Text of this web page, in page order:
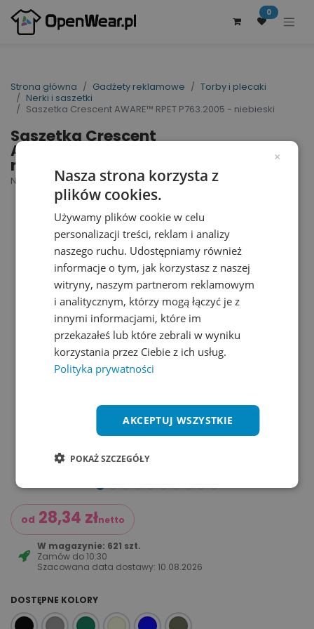
0
Strona główna Gadżety reklamowe
Torby i plecaki
Nerki i saszetki
Saszetka Crescent AWARE™ RPET P763.2005 - niebieski
Saszetka Crescent
AWARE™ RPET P763.2005 -
niebieski
Nr artykułu dostawcy: P763.2005 | ID : 35580
od 28,34 złnetto
W magazynie: 621 szt.
Zamów do10:30
Szacowana data dostawy:10.08.2026
DOSTĘPNE KOLORY
×
Nasza strona korzysta z
plików cookies.
Używamy plików cookie w celu
personalizacji treści, reklam i analizy
naszego ruchu. Udostępniamy również
informacje o tym, jak korzystasz z naszej
witryny, naszym partnerom reklamowym
i analitycznym, którzy mogą łączyć je z
innymi informacjami, które im
przekazałeś lub które zebrali w wyniku
korzystania przez Ciebie z ich usług.
Polityka prywatności
AKCEPTUJ WSZYSTKIE
POKAŻ SZCZEGÓŁY